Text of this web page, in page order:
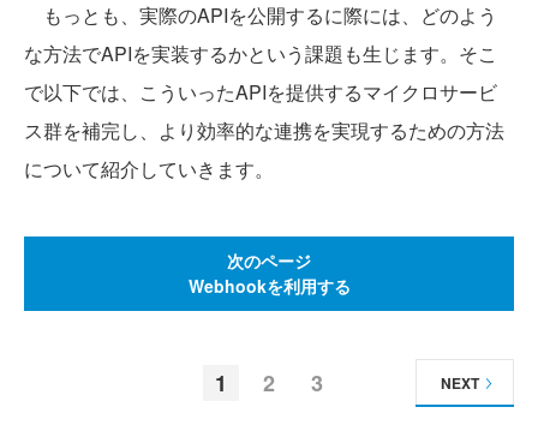
もっとも、実際のAPIを公開するに際には、どのよう
な方法でAPIを実装するかという課題も生じます。そこ
で以下では、こういったAPIを提供するマイクロサービ
ス群を補完し、より効率的な連携を実現するための方法
について紹介していきます。
次のページ
Webhookを利用する
1 2 3 NEXT